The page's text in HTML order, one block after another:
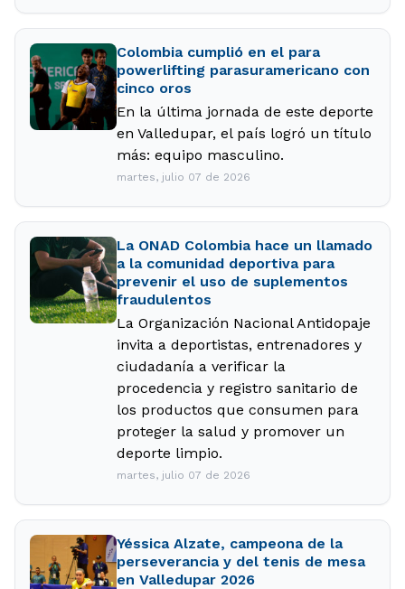
Colombia cumplió en el para
powerlifting parasuramericano con
cinco oros
En la última jornada de este deporte
en Valledupar, el país logró un título
más: equipo masculino.
martes, julio 07 de 2026
La ONAD Colombia hace un llamado
a la comunidad deportiva para
prevenir el uso de suplementos
fraudulentos
La Organización Nacional Antidopaje
invita a deportistas, entrenadores y
ciudadanía a verificar la
procedencia y registro sanitario de
los productos que consumen para
proteger la salud y promover un
deporte limpio.
martes, julio 07 de 2026
Yéssica Alzate, campeona de la
perseverancia y del tenis de mesa
en Valledupar 2026